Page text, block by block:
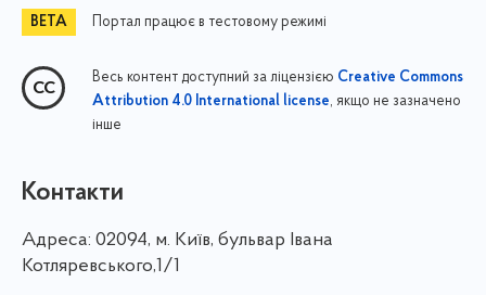
Портал працює в тестовому режимі
Весь контент доступний за ліцензією Creative Commons
Attribution 4.0 International license, якщо не зазначено
інше
Контакти
Адреса: 02094, м. Київ, бульвар Івана
Котляревського,1/1